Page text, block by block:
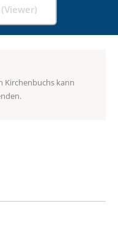
Kirchenbuchs kann